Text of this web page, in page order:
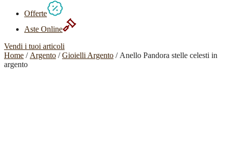
Offerte
Aste Online
Vendi i tuoi articoli
Home / Argento /Gioielli Argento / Anello Pandora stelle celesti in
argento